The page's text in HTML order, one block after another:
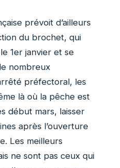
prévoit d’ailleurs
du brochet, qui
1er janvier et se
nombreux
préfectoral, les
là où la pêche est
début mars, laisser
après l’ouverture
Les meilleurs
ne sont pas ceux qui